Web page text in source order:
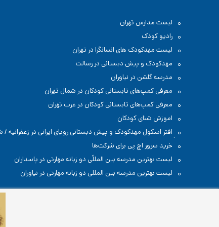
لیست مدارس تهران
رادیو کودک
لیست مهدکودک های انسانگرا در تهران
مهدکودک و پیش دبستانی در رسالت
مدرسه گلشن در نیاوران
معرفی کمپ‌های تابستانی کودکان در شمال تهران
معرفی کمپ‌های تابستانی کودکان در غرب تهران
اموزش شنای کودکان
افتر اسکول مهدکودک و پیش دبستانی رویای ایرانی در زعفرانیه /
تهران
خرید سرور اچ پی برای شرکت‌ها
لیست بهترین مدرسه بین المللًی دو زبانه مهارتی در پاسداران
لیست بهترین مدرسه بین المللی دو زبانه مهارتی در نیاوران
تمامی حقوق مطالب و تصاویر تولیدی